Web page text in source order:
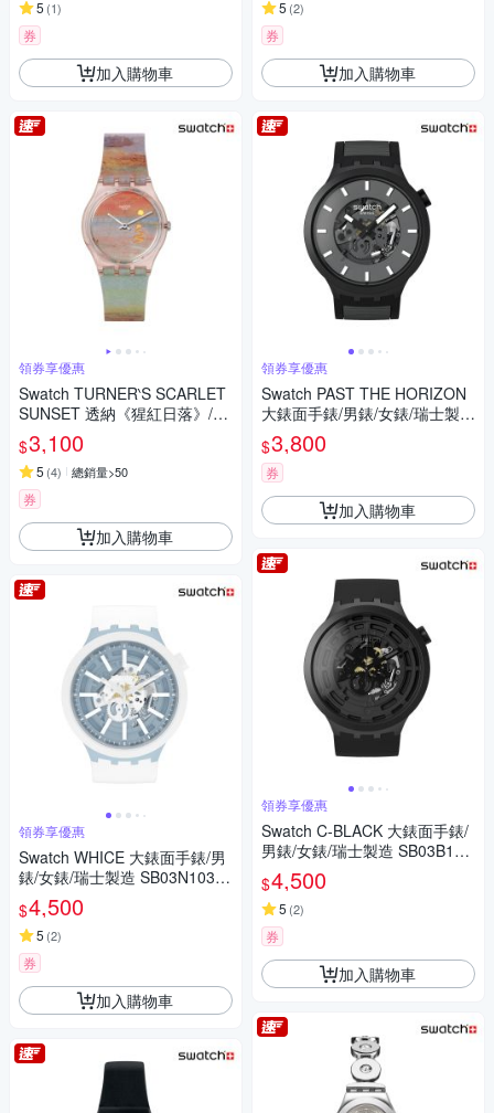
5 (1)
券
加入購物車
領券享優惠
Swatch TURNER‵S SCARLET
SUNSET 透納《猩紅日落》/泰
德美術館聯名 SO28Z700 (34m
m)
$3,100
5 (4) 總銷量>50
券
加入購物車
領券享優惠
Swatch WHICE 大錶面手錶/男
錶/女錶/瑞士製造 SB03N103
(47mm)
$4,500
5 (2)
券
加入購物車
5 (2)
券
加入購物車
領券享優惠
Swatch PAST THE HORIZON
大錶面手錶/男錶/女錶/瑞士製造
SB05B113 (47mm)
$3,800
券
加入購物車
領券享優惠
Swatch C-BLACK 大錶面手錶/
男錶/女錶/瑞士製造 SB03B100
(47mm)
$4,500
5 (2)
券
加入購物車